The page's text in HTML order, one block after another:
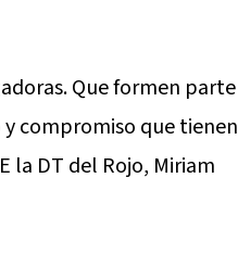
Que formen parte
compromiso que tienen
la DT del Rojo, Miriam